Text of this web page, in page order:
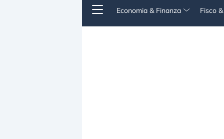
Economia & Finanza Fisco